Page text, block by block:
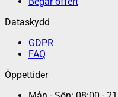
Dataskydd
GDPR
FAQ
Öppettider